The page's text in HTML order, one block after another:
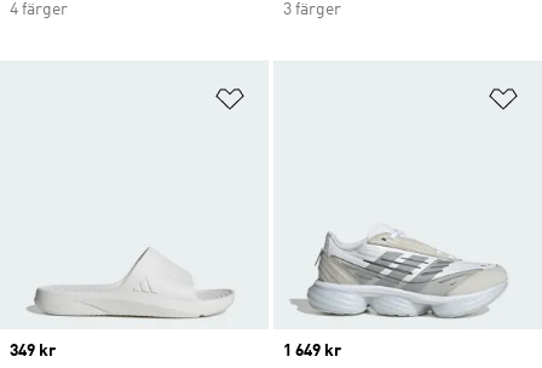
4 färger
3 färger
Price
349 kr
Price
1 649 kr